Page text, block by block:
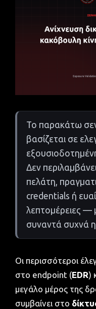
Το παρακάτω
βασίζεται σε
Δεν
πελάτη,
credentials ή
λεπτομέρειες —
συναντά συχνά
Οι περισσότεροι
στο endpoint (EDR)
μεγάλο μέρος της
συμβαίνει στο